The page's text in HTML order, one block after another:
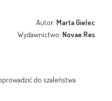
Autor: Marta Gielec
Wydawnictwo: Novae Res
do szaleństwa